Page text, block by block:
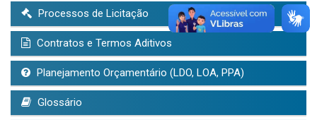
Processos de Licitação
Contratos e Termos Aditivos
Planejamento Orçamentário (LDO, LOA, PPA)
Glossário